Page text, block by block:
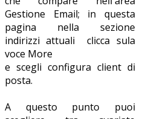
Gestione Email; in questa
pagina nella sezione
indirizzi attuali clicca sula
voce More
e scegli configura client di
posta.
A questo punto puoi